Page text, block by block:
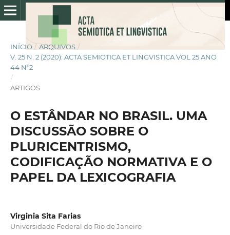
INÍCIO / ARQUIVOS /
V. 25 N. 2 (2020): ACTA SEMIOTICA ET LINGVISTICA VOL 25 ANO
44 Nº2
/
ARTIGOS
O ESTÂNDAR NO BRASIL. UMA
DISCUSSÃO SOBRE O
PLURICENTRISMO,
CODIFICAÇÃO NORMATIVA E O
PAPEL DA LEXICOGRAFIA
Virginia Sita Farias
Universidade Federal do Rio de Janeiro